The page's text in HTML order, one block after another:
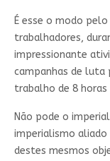
É esse o modo
trabalhadores,
impressionante
campanhas de luta
trabalho de 8 horas
Não pode o
imperialismo aliado
destes mesmos